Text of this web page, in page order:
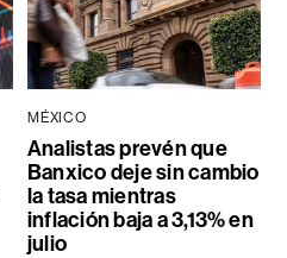
MÉXICO
Analistas prevén que
Banxico deje sin cambio
la tasa mientras
inflación baja a 3,13% en
julio